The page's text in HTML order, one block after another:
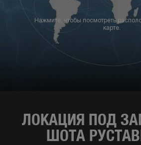
Нажмите, чтобы посмотреть
карте.
ЛОКАЦИЯ ПОД
ШОТА